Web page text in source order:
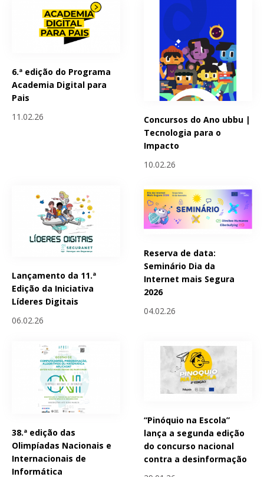
6.ª edição do Programa
Academia Digital para
Pais
11.02.26
Concursos do Ano ubbu |
Tecnologia para o
Impacto
10.02.26
Lançamento da 11.ª
Edição da Iniciativa
Líderes Digitais
06.02.26
Reserva de data:
Seminário Dia da
Internet mais Segura
2026
04.02.26
38.ª edição das
Olimpíadas Nacionais e
Internacionais de
Informática
“Pinóquio na Escola”
lança a segunda edição
do concurso nacional
contra a desinformação